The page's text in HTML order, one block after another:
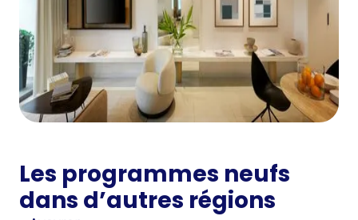
Les programmes neufs
dans d’autres régions